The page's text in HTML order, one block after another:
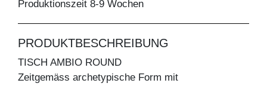
Produktionszeit 8-9 Wochen
PRODUKTBESCHREIBUNG
TISCH AMBIO ROUND
Zeitgemäss archetypische Form mit